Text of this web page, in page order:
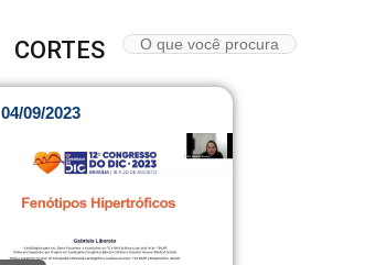
CORTES
04/09/2023